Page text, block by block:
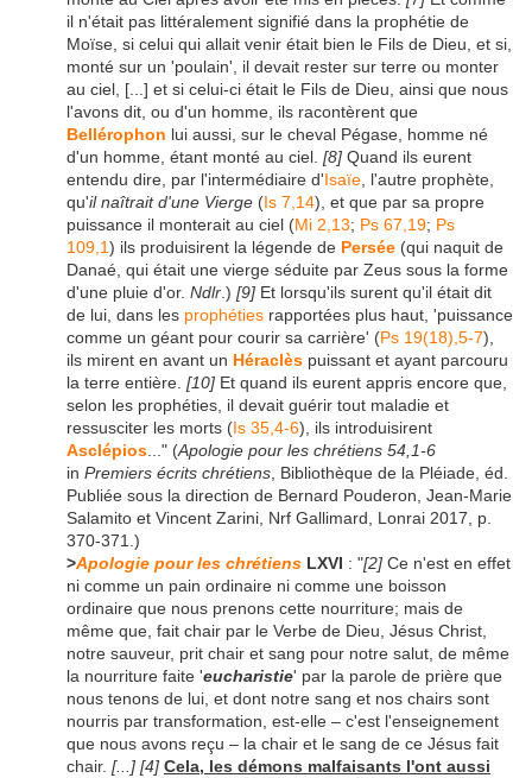
il n'était pas littéralement signifié dans la prophétie de
Moïse, si celui qui allait venir était bien le Fils de Dieu, et si,
monté sur un 'poulain', il devait rester sur terre ou monter
au ciel, [...] et si celui-ci était le Fils de Dieu, ainsi que nous
l'avons dit, ou d'un homme, ils racontèrent que
Bellérophon lui aussi, sur le cheval Pégase, homme né
d'un homme, étant monté au ciel. [8] Quand ils eurent
entendu dire, par l'intermédiaire d'Isaïe , l'autre prophète,
qu'il naîtrait d'une Vierge (Is 7,14), et que par sa propre
puissance il monterait au ciel (Mi 2,13; Ps 67,19; Ps
109,1) ils produisirent la légende de Persée (qui naquit de
Danaé, qui était une vierge séduite par Zeus sous la forme
d'une pluie d'or. Ndlr .) [9] Et lorsqu'ils surent qu'il était dit
de lui, dans les prophéties rapportées plus haut, 'puissance
comme un géant pour courir sa carrière' (Ps 19(18),5-7),
ils mirent en avant un Héraclès puissant et ayant parcouru
la terre entière. [10] Et quand ils eurent appris encore que,
selon les prophéties, il devait guérir tout maladie et
ressusciter les morts (Is 35,4-6), ils introduisirent
Asclépios ..." (Apologie pour les chrétiens 54,1-6
in Premiers écrits chrétiens , Bibliothèque de la Pléiade, éd.
Publiée sous la direction de Bernard Pouderon, Jean-Marie
Salamito et Vincent Zarini, Nrf Gallimard, Lonrai 2017, p.
370-371.)
>Apologie pour les chrétiens LXVI : "[2] Ce n'est en effet
ni comme un pain ordinaire ni comme une boisson
ordinaire que nous prenons cette nourriture; mais de
même que, fait chair par le Verbe de Dieu, Jésus Christ,
notre sauveur, prit chair et sang pour notre salut, de même
la nourriture faite 'eucharistie' par la parole de prière que
nous tenons de lui, et dont notre sang et nos chairs sont
nourris par transformation, est-elle – c'est l'enseignement
que nous avons reçu – la chair et le sang de ce Jésus fait
chair. [...] [4] Cela, les démons malfaisants l'ont aussi